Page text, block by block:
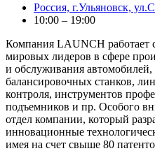
Россия, г.Ульяновск,
10:00 – 19:00
Компания LAUNCH работает
мировых лидеров в сфере
и обслуживания
балансировочных станков,
контроля, инструментов
подъемников и пр. Особого
отдел компании, который
инновационные
имея на счет свыше 80